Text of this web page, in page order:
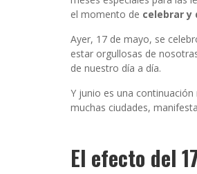
el momento de celebrar y
Ayer, 17 de mayo, se
estar orgullosas de
de nuestro día a día.
Y junio es una
muchas ciudades,
El efecto del